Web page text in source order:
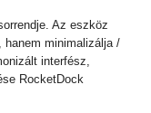
Az eszköz
minimalizálja /
interfész,
RocketDock